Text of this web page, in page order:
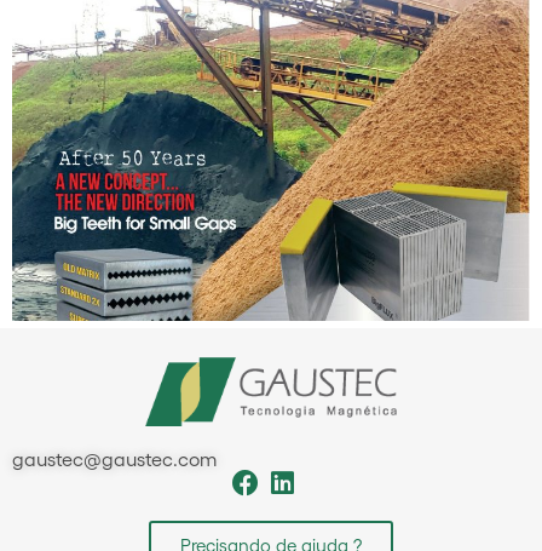
gaustec@gaustec.com
Precisando de ajuda ?